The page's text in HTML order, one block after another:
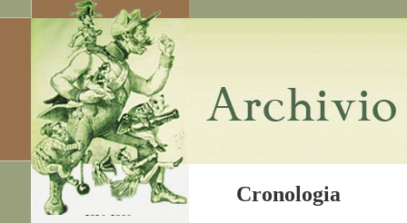
LA CARICATURA
NEL
1850-1860
Cronologia